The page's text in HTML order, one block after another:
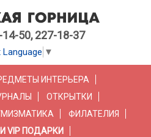
50, 227-18-37
Language ▼
ИНТЕРЬЕРА
ОТКРЫТКИ
ФИЛАТЕЛИЯ
VIP ПОДАРКИ